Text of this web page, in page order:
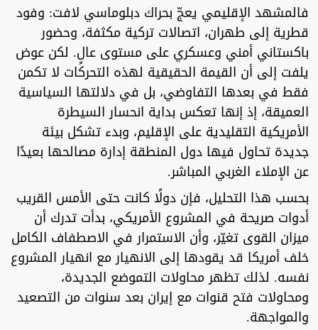
فالمشهد الإقليمي يعجّ بحراك دبلوماسي لافت: وفود
قطرية إلى طهران، اتصالات تركية مكثفة، وحضور
باكستاني أمني وعسكري على مستوى عالٍ. لكن عوض
يلفت إلى أن القيمة الحقيقية لهذه التحركات لا تكمن
فقط في بعدها التفاوضي، بل في دلالتها السياسية
العميقة، إذ إنها تعكس بداية انحسار السيطرة
الأمريكية التقليدية على الإقليم، وبدء تشكل بيئة
جديدة تحاول فيها دول المنطقة إدارة مصالحها بعيدًا
عن الإملاء الغربي المباشر.
بحسب هذا التحليل، فإن دولًا كانت حتى الأمس القريب
أدوات صريحة في المشروع الأمريكي، بدأت تدرك أن
ميزان القوى تغيّر، وأن الاستمرار في الاصطفاف الكامل
خلف أمريكا قد يقودها إلى الانهيار مع انهيار المشروع
نفسه. لذلك تظهر محاولات التموضع الجديدة،
ومحاولات فتح قنوات مع إيران بعد سنوات من التصعيد
والمواجهة.